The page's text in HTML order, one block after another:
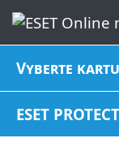
Vyberte kartu
ESET